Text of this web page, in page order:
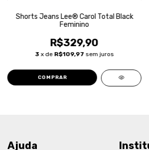
Shorts Jeans Lee® Carol Total Black
Feminino
R$329,90
3 x de R$109,97 sem juros
COMPRAR
Ajuda